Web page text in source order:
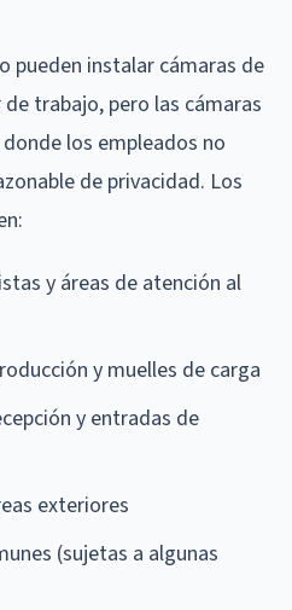
pueden instalar cámaras de
trabajo, pero las cámaras
los empleados no
de privacidad. Los
y áreas de atención al
y muelles de carga
y entradas de
exteriores
(sujetas a algunas